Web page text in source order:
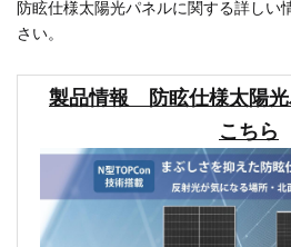
防眩仕様太陽光パネルに関する詳しい
さい。
製品情報 防眩仕様太陽
こちら